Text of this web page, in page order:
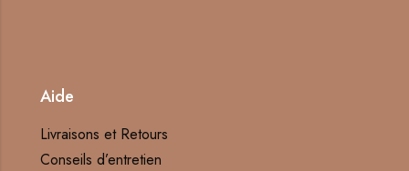
Aide
Livraisons et Retours
Conseils d’entretien